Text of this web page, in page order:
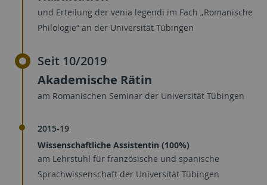
und Erteilung der venia legendi im Fach „Romanische
Philologie“ an der Universität Tübingen
Seit 10/2019
Akademische Rätin
am Romanischen Seminar der Universität Tübingen
2015-19
Wissenschaftliche Assistentin (100%)
am Lehrstuhl für französische und spanische
Sprachwissenschaft der Universität Tübingen